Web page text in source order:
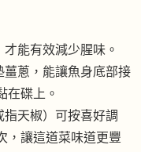
能有效減少腥味。
薑蔥，能讓魚身底部接
在碟上。
天椒）可按喜好調
，讓這道菜味道更豐